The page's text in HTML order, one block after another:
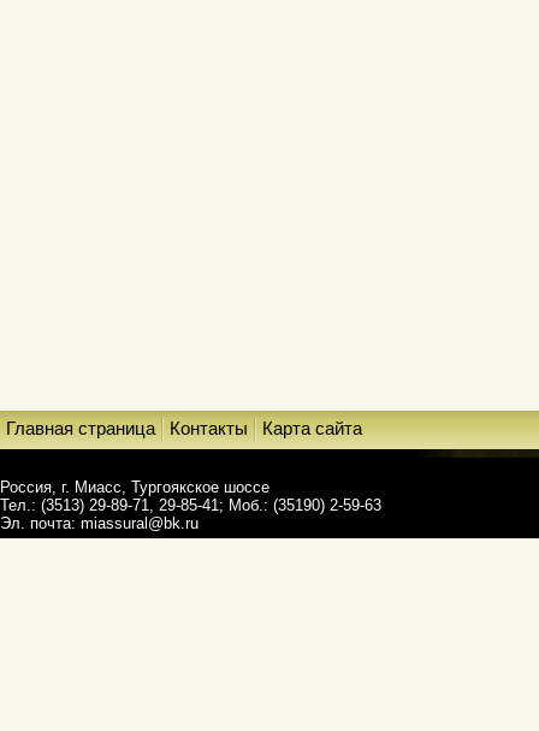
Главная страница Контакты Карта сайта
Россия, г. Миасс, Тургоякское шоссе
Тел.: (3513) 29-89-71, 29-85-41; Моб.: (35190) 2-59-63
Эл. почта: miassural@bk.ru